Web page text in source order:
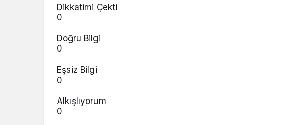
Dikkatimi Çekti
0
Doğru Bilgi
0
Eşsiz Bilgi
0
Alkışlıyorum
0